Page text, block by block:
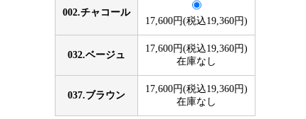
002.チャコール
17,600円(税込19,360円)
032.ベージュ
17,600円(税込19,360円)
在庫なし
037.ブラウン
17,600円(税込19,360円)
在庫なし